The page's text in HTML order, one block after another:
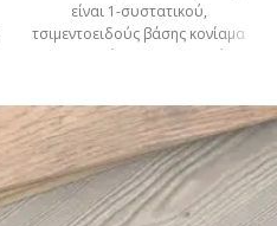
είναι 1-συστατικού,
τσιμεντοειδούς βάσης κονίαμα
στεγανοποίησης που περιέχει
χημικά